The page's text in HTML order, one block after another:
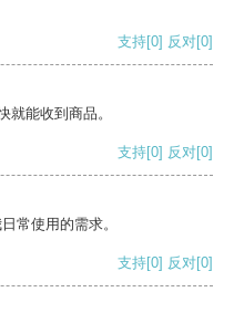
支持[0] 反对[0]
就能收到商品。
支持[0] 反对[0]
常使用的需求。
支持[0] 反对[0]